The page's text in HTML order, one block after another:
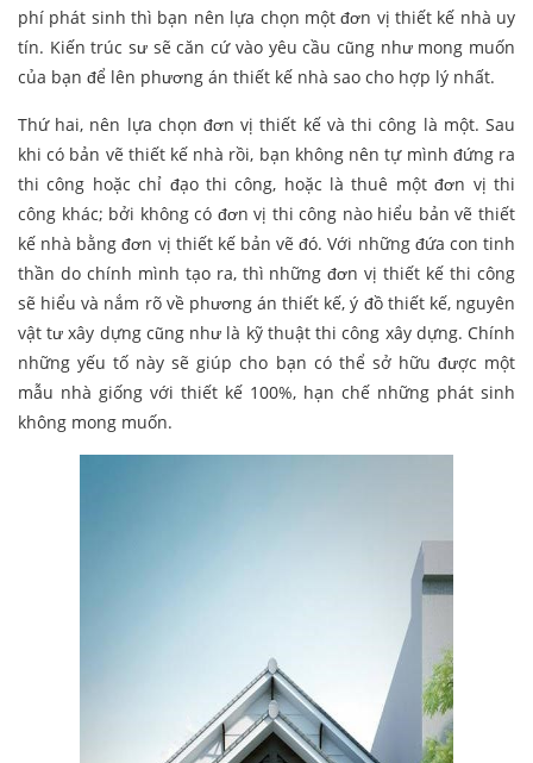
phí phát sinh thì bạn nên lựa chọn một đơn vị thiết kế nhà uy
tín. Kiến trúc sư sẽ căn cứ vào yêu cầu cũng như mong muốn
của bạn để lên phương án thiết kế nhà sao cho hợp lý nhất.
Thứ hai, nên lựa chọn đơn vị thiết kế và thi công là một. Sau
khi có bản vẽ thiết kế nhà rồi, bạn không nên tự mình đứng ra
thi công hoặc chỉ đạo thi công, hoặc là thuê một đơn vị thi
công khác; bởi không có đơn vị thi công nào hiểu bản vẽ thiết
kế nhà bằng đơn vị thiết kế bản vẽ đó. Với những đứa con tinh
thần do chính mình tạo ra, thì những đơn vị thiết kế thi công
sẽ hiểu và nắm rõ về phương án thiết kế, ý đồ thiết kế, nguyên
vật tư xây dựng cũng như là kỹ thuật thi công xây dựng. Chính
những yếu tố này sẽ giúp cho bạn có thể sở hữu được một
mẫu nhà giống với thiết kế 100%, hạn chế những phát sinh
không mong muốn.